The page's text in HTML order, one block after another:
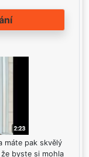
máte pak skvělý
byste si mohla